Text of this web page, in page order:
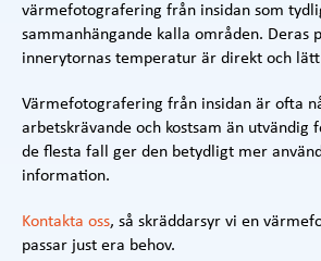
värmefotografering från insidan som
sammanhängande kalla områden. Deras
innerytornas temperatur är direkt och
Värmefotografering från insidan är ofta
arbetskrävande och kostsam än utvändig
de flesta fall ger den betydligt mer
information.
Kontakta oss, så skräddarsyr vi en
passar just era behov.